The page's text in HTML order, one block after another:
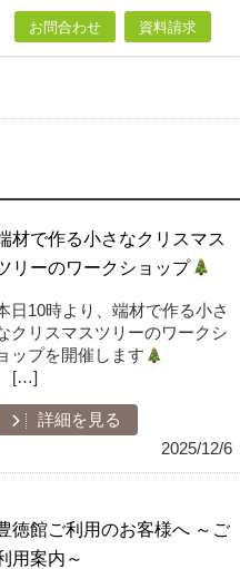
お問合わせ 資料請求
材で作る小さなクリスマス
リーのワークショップ
日10時より、端材で作る小さ
クリスマスツリーのワークシ
ップを開催します
[…]
詳細を見る
2025/12/6
徳館ご利用のお客様へ ～ご
用案内～